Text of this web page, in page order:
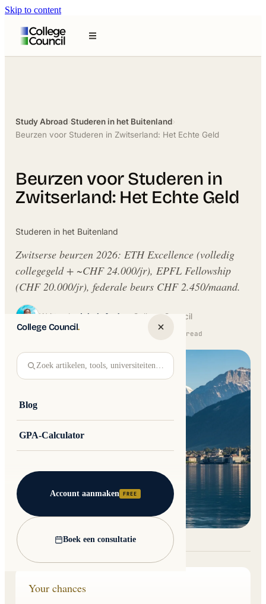
Skip to content
College Council.
Zoek artikelen, tools, universiteiten…
Blog
GPA-Calculator
Account aanmaken FREE
Boek een consultatie
Study Abroad›Studeren in het Buitenland›
Beurzen voor Studeren in Zwitserland: Het Echte Geld
Beurzen voor Studeren in
Zwitserland: Het Echte Geld
Studeren in het Buitenland
Zwitserse beurzen 2026: ETH Excellence (volledig
collegegeld + ~CHF 24.000/jr), EPFL Fellowship
(CHF 20.000/jr), federale beurs CHF 2.450/maand.
Written by Jakub Andre College Council
Updated 16 February 2026 · 13 min read
Lead image: Wikimedia Commons
Your chances